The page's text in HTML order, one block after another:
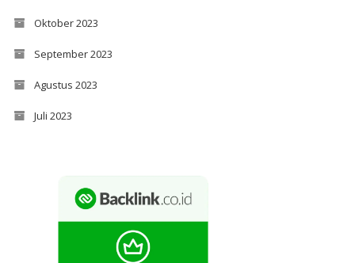
Oktober 2023
September 2023
Agustus 2023
Juli 2023